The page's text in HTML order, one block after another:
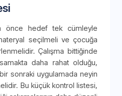
önce hedef tek cümleyle
seçilmeli ve çocuğa
Çalışma bittiğinde
daha rahat olduğu,
sonraki uygulamada neyin
Bu küçük kontrol listesi,